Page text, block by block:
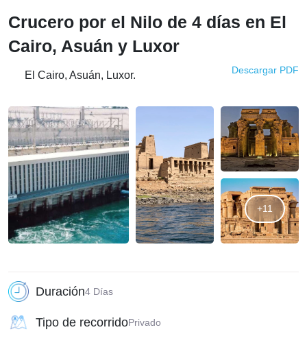
Crucero por el Nilo de 4 días en El
Cairo, Asuán y Luxor
El Cairo, Asuán, Luxor. Descargar PDF
+11
Duración4 Días
Tipo de recorridoPrivado